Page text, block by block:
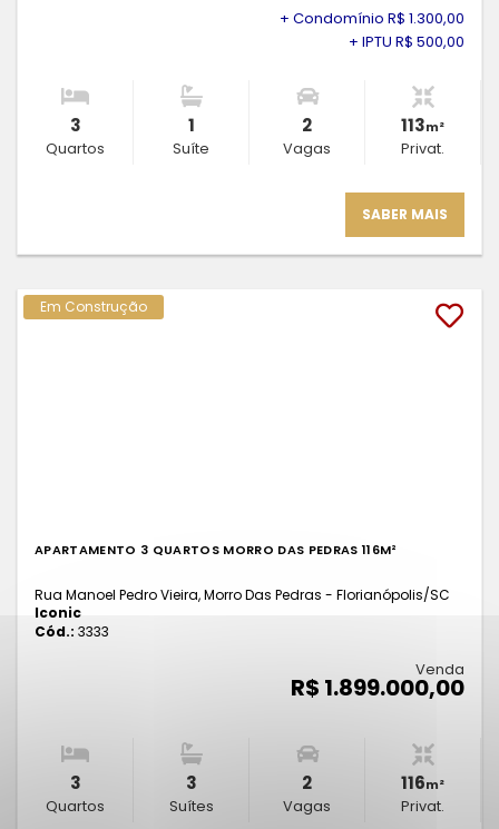
+ Condomínio R$ 1.300,00
+ IPTU R$ 500,00
3
Quartos
1
Suíte
2
Vagas
113m²
Privat.
SABER MAIS
Em Construção
APARTAMENTO 3 QUARTOS MORRO DAS PEDRAS 116M²
Rua Manoel Pedro Vieira, Morro Das Pedras - Florianópolis/SC
Iconic
Cód.: 3333
Venda
R$ 1.899.000,00
3
Quartos
3
Suítes
2
Vagas
116m²
Privat.